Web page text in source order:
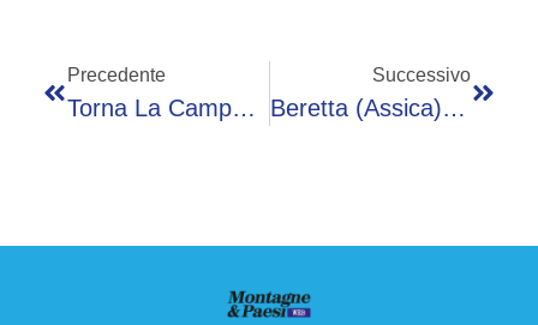
Precedente
Torna La Campagna ‘In Seno Al Futuro’ A Sostegno Delle Donne Con Cancro Metastatico
Successivo
Beretta (Assica): “Dazi E Costi Frenano Export Salumi”